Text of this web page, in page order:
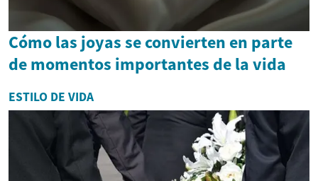
Cómo las joyas se convierten en parte
de momentos importantes de la vida
ESTILO DE VIDA